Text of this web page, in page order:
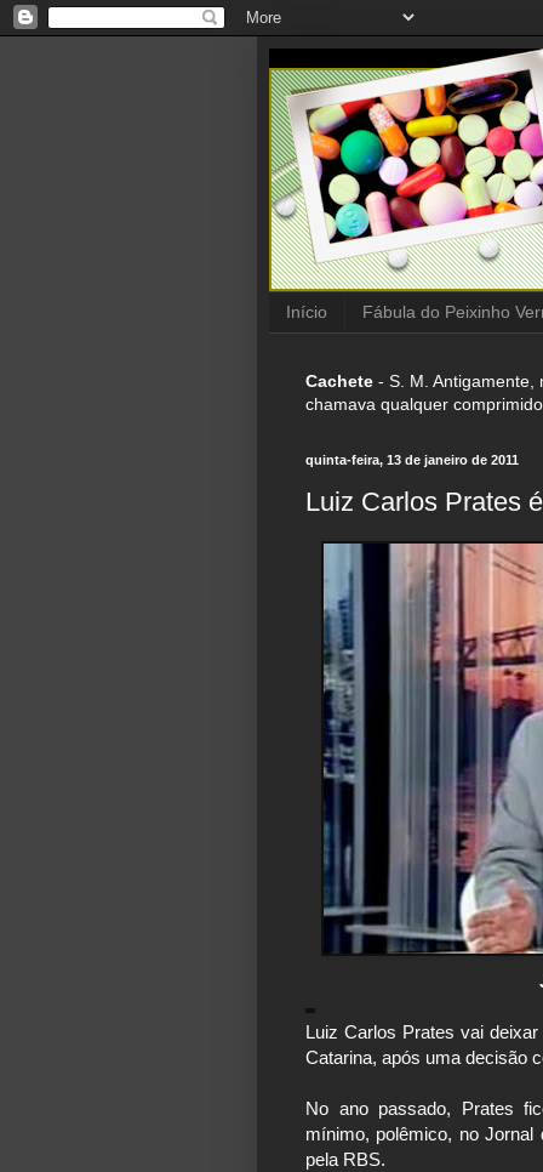
Início Fábula do Peixinho
Cachete - S. M. Antigamente,
chamava qualquer
quinta-feira, 13 de janeiro de 2011
Luiz Carlos Prates
Luiz Carlos Prates vai
Catarina, após uma decisão
No ano passado, Prates
mínimo, polêmico, no Jornal
pela RBS.